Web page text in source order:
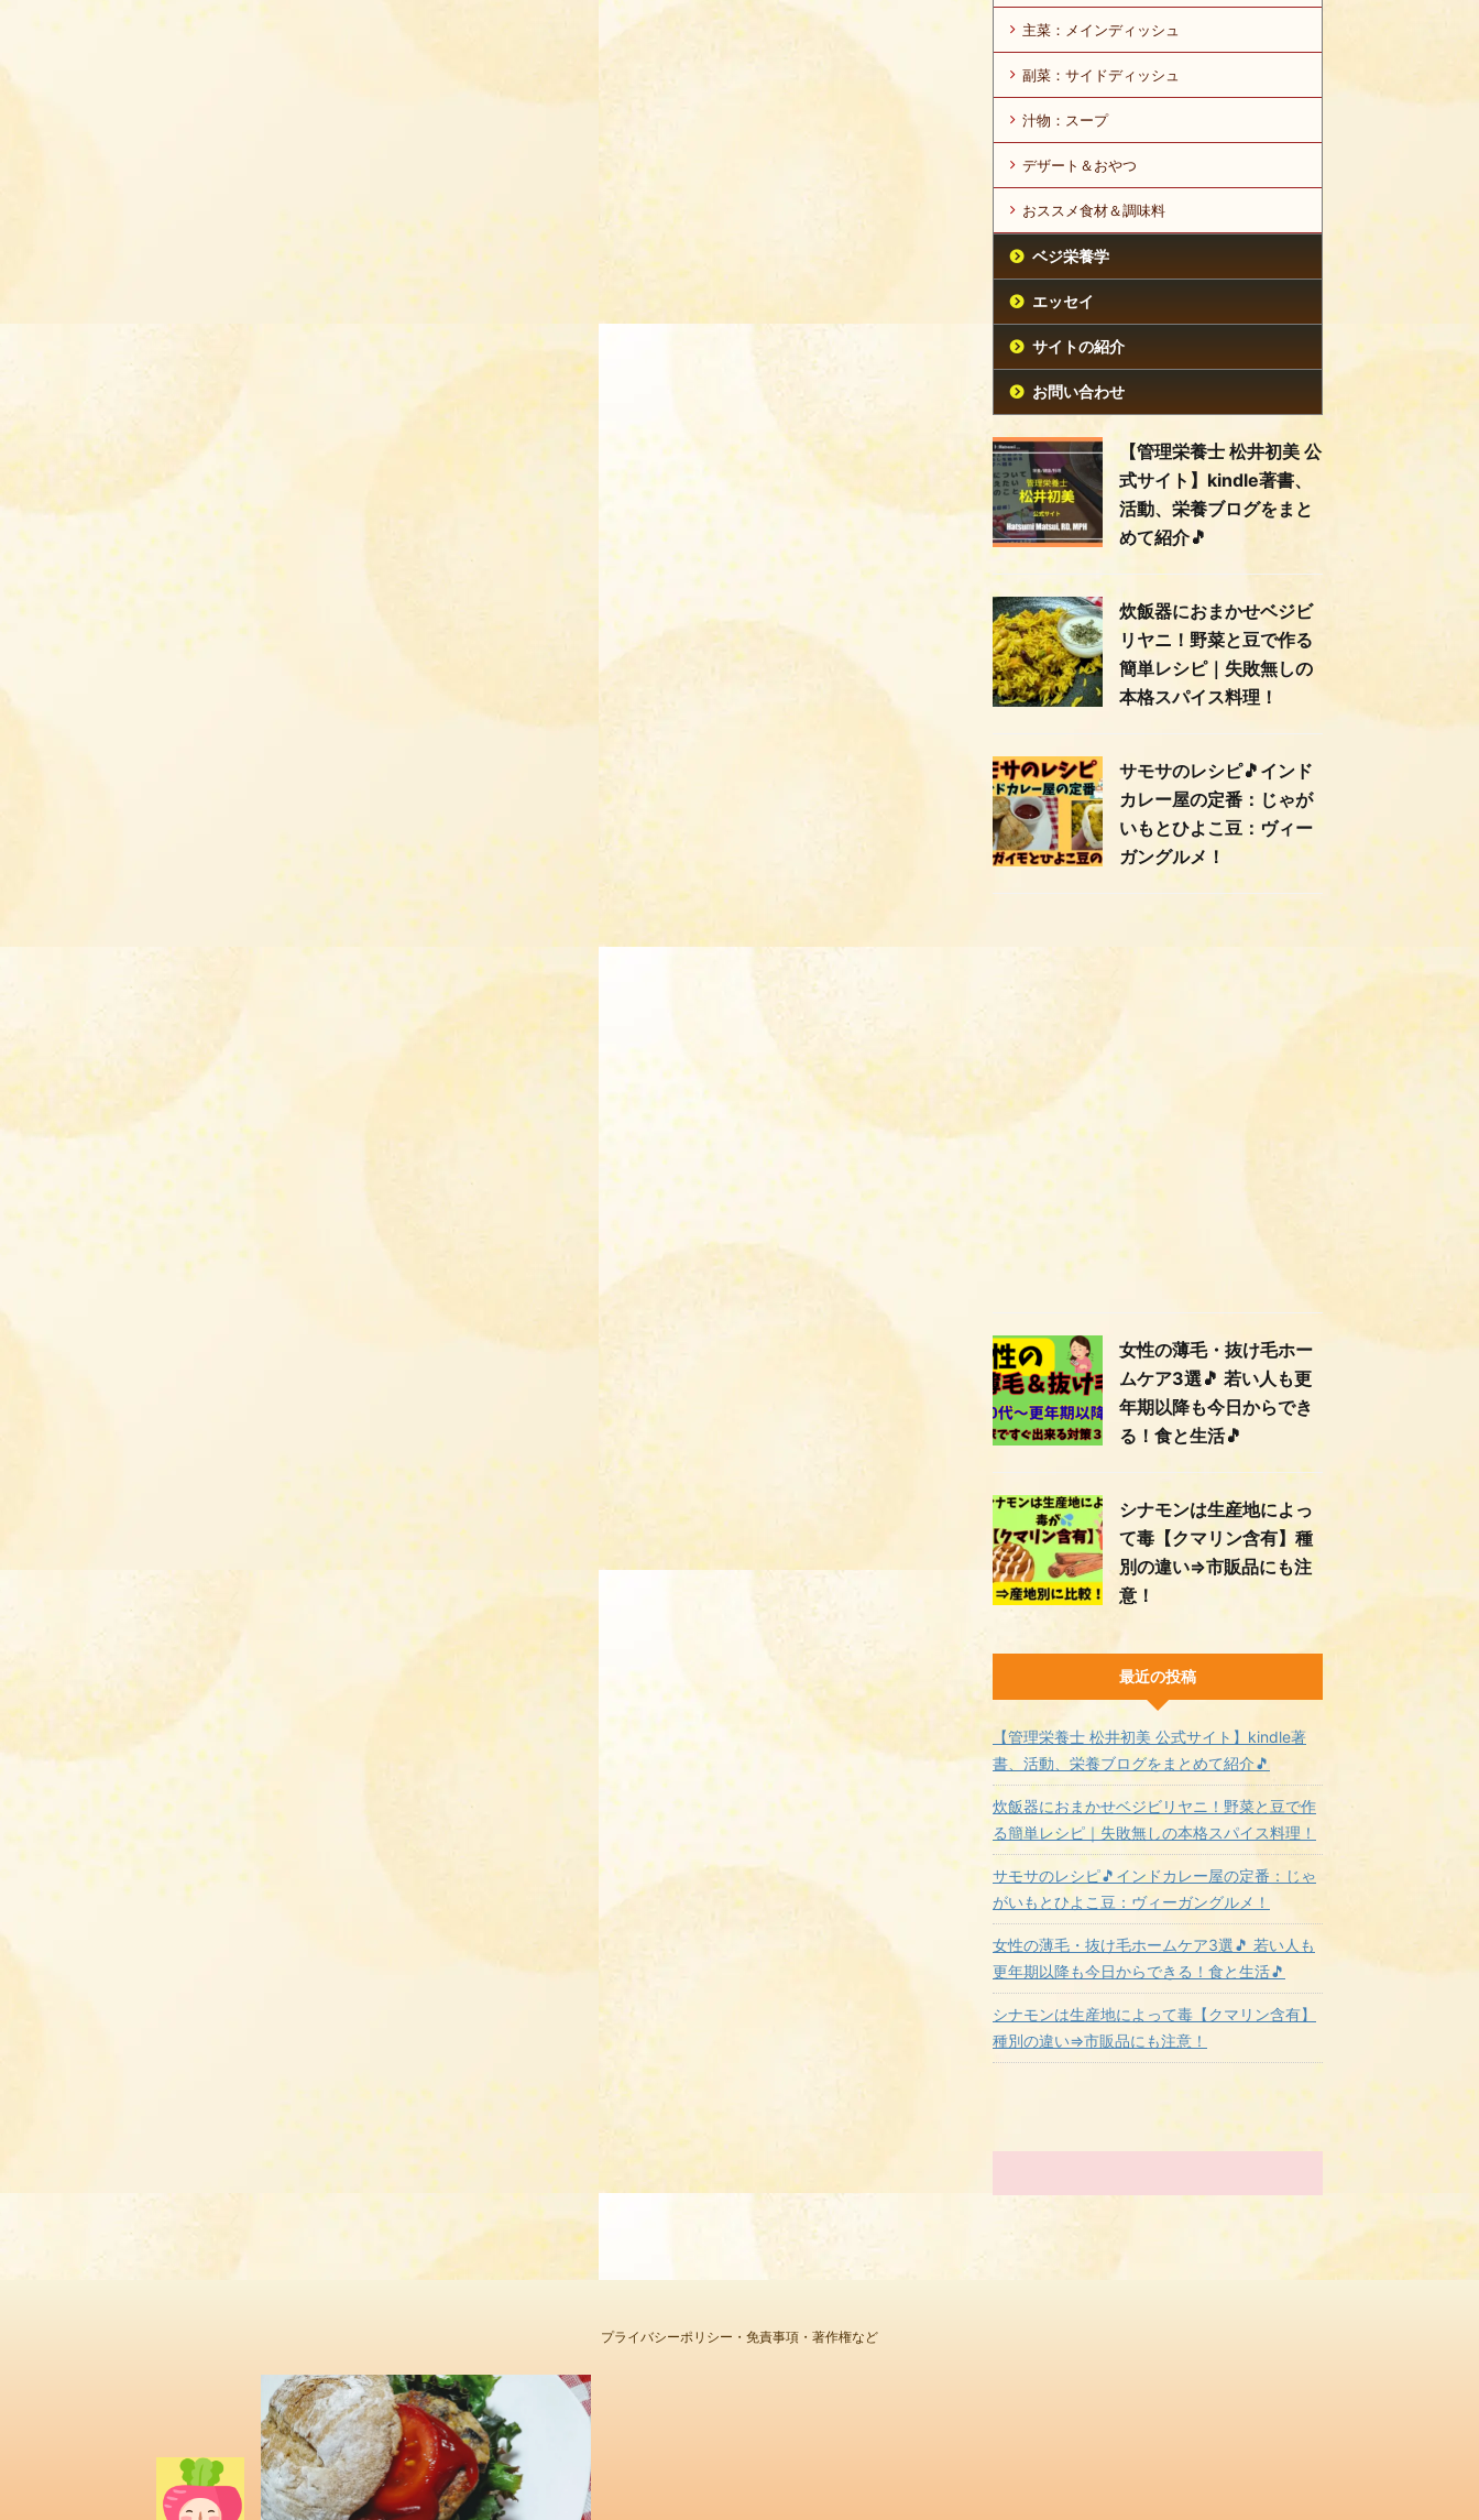
主菜：メインディッシュ
副菜：サイドディッシュ
汁物：スープ
デザート＆おやつ
おススメ食材＆調味料
ベジ栄養学
エッセイ
サイトの紹介
お問い合わせ
【管理栄養士 松井初美 公
式サイト】kindle著書、
活動、栄養ブログをまと
めて紹介🎵
炊飯器におまかせベジビ
リヤニ！野菜と豆で作る
簡単レシピ｜失敗無しの
本格スパイス料理！
サモサのレシピ🎵インド
カレー屋の定番：じゃが
いもとひよこ豆：ヴィー
ガングルメ！
女性の薄毛・抜け毛ホー
ムケア3選🎵 若い人も更
年期以降も今日からでき
る！食と生活🎵
シナモンは生産地によっ
て毒【クマリン含有】種
別の違い⇒市販品にも注
意！
最近の投稿
【管理栄養士 松井初美 公式サイト】kindle著
書、活動、栄養ブログをまとめて紹介🎵
炊飯器におまかせベジビリヤニ！野菜と豆で作
る簡単レシピ｜失敗無しの本格スパイス料理！
サモサのレシピ🎵インドカレー屋の定番：じゃ
がいもとひよこ豆：ヴィーガングルメ！
女性の薄毛・抜け毛ホームケア3選🎵 若い人も
更年期以降も今日からできる！食と生活🎵
シナモンは生産地によって毒【クマリン含有】
種別の違い⇒市販品にも注意！
プライバシーポリシー・免責事項・著作権など